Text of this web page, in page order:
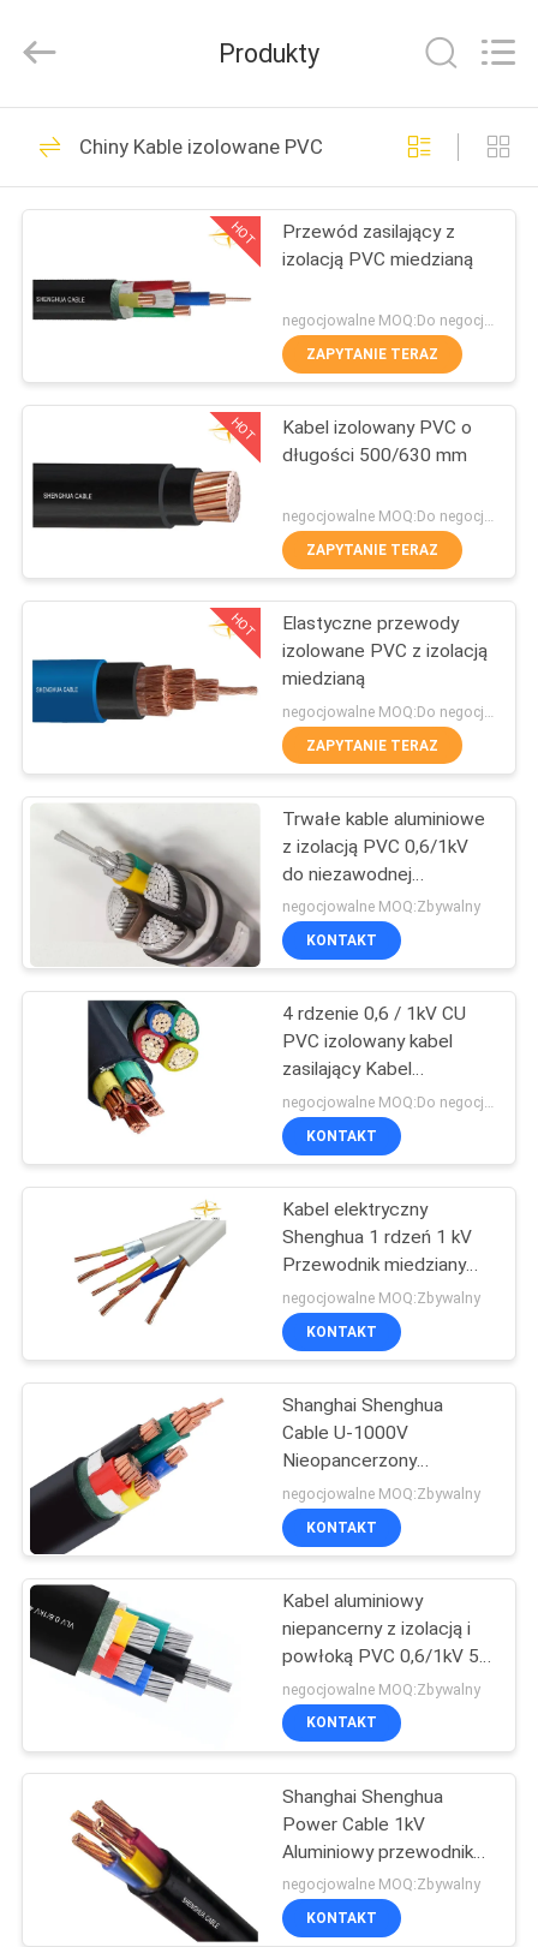
DOM
PRODUKTY
FILMY
VR
NAS
WYCIECZKA
FABRYCE
JAKOŚCI
SKONTAKTUJ
NAMI
AKTUALNOŚCI
POPROSIĆ
O
WYCENĘ
NEWS
SITEMAP
POLITYKA
PRYWATNOŚCI
Cable
(Group)
All
Reserved.
Przewód zasilający
z izolacją XLPE
306
Opancerzony kabel
elektryczny
244
Kable izolowane
203
Przewód
elektryczny
197
Kabel halogenowy o
niskiej emisji
zanieczyszczeń
140
Ognioodporny kabel
Bare Conductor
Produkty
Chiny Kable izolowane PVC
HOT
Przewód zasilający z
izolacją PVC miedzianą
negocjowalne MOQ:Do negocjacji
ZAPYTANIE TERAZ
HOT
Kabel izolowany PVC o
długości 500/630 mm
ZAPYTANIE TERAZ
HOT
Elastyczne przewody
izolowane PVC z izolacją
miedzianą
ZAPYTANIE TERAZ
Trwałe kable aluminiowe
z izolacją PVC 0,6/1kV
do niezawodnej
dystrybucji energii
niskiego napięcia
negocjowalne MOQ:Zbywalny
KONTAKT
4 rdzenie 0,6 / 1kV CU
PVC izolowany kabel
zasilający Kabel
zasilający z certyfikatem
IEC
negocjowalne MOQ:Do negocjacji
KONTAKT
Kabel elektryczny
Shenghua 1 rdzeń 1 kV
Przewodnik miedziany
PVC Izolowany kabel
elektryczny z osłoną
negocjowalne MOQ:Zbywalny
KONTAKT
Shanghai Shenghua
Cable U-1000V
Nieopancerzony
trójrodkowy przewodnik
aluminiowy PVC
izolowany i pokryty
negocjowalne MOQ:Zbywalny
KONTAKT
Kabel aluminiowy
niepancerny z izolacją i
powłoką PVC 0,6/1kV 5-
żyłowy Shanghai
Shenghua Five Core
negocjowalne MOQ:Zbywalny
KONTAKT
Shanghai Shenghua
Power Cable 1kV
Aluminiowy przewodnik
PVC Wyizolowany i
osłonięty Dwa rdzenie
Nieopancerzony kabel
negocjowalne MOQ:Zbywalny
KONTAKT